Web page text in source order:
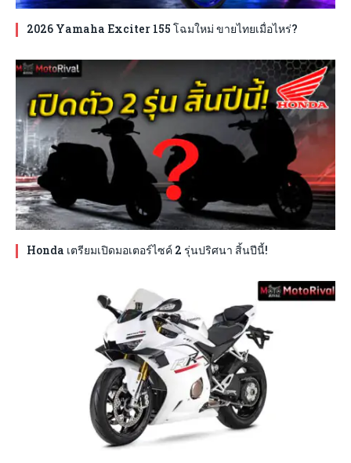
2026 Yamaha Exciter 155 โฉมใหม่ ขายไทยเมื่อไหร่?
Honda เตรียมเปิดมอเตอร์ไซค์ 2 รุ่นปริศนา สิ้นปีนี้!